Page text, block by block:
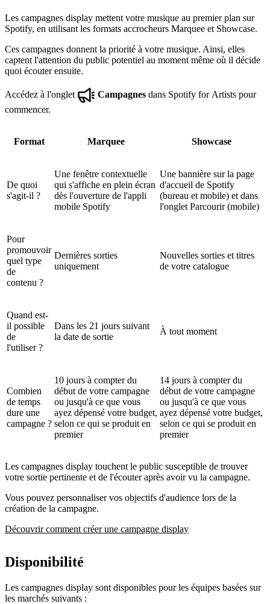
Les campagnes display mettent votre musique au premier plan sur
Spotify, en utilisant les formats accrocheurs Marquee et Showcase.
Ces campagnes donnent la priorité à votre musique. Ainsi, elles
captent l'attention du public potentiel au moment même où il décide
quoi écouter ensuite.
Accédez à l'onglet Campagnes dans Spotify for Artists pour
commencer.
Format Marquee Showcase
De quoi
s'agit-il ?
Une fenêtre contextuelle
qui s'affiche en plein écran
dès l'ouverture de l'appli
mobile Spotify
Une bannière sur la page
d'accueil de Spotify
(bureau et mobile) et dans
l'onglet Parcourir (mobile)
Pour
promouvoir
quel type
de
contenu ?
Dernières sorties
uniquement
Nouvelles sorties et titres
de votre catalogue
Quand est-
il possible
de
l'utiliser ?
Dans les 21 jours suivant
la date de sortie
À tout moment
Combien
de temps
dure une
campagne ?
10 jours à compter du
début de votre campagne
ou jusqu'à ce que vous
ayez dépensé votre budget,
selon ce qui se produit en
premier
14 jours à compter du
début de votre campagne
ou jusqu'à ce que vous
ayez dépensé votre budget,
selon ce qui se produit en
premier
Les campagnes display touchent le public susceptible de trouver
votre sortie pertinente et de l'écouter après avoir vu la campagne.
Vous pouvez personnaliser vos objectifs d'audience lors de la
création de la campagne.
Découvrir comment créer une campagne display
Disponibilité
Les campagnes display sont disponibles pour les équipes basées sur
les marchés suivants :